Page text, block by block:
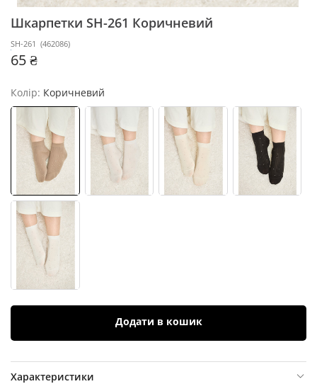
Шкарпетки SH-261 Коричневий
SH-261 (462086)
65 ₴
Колір: Коричневий
Додати в кошик
Характеристики